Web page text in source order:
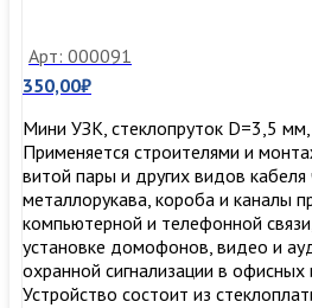
Арт: 000091
350,00₽
Мини УЗК, стеклопруток D=3,5
Применяется строителями и
витой пары и других видов кабеля
металлорукава, короба и каналы
компьютерной и телефонной
установке домофонов, видео и
охранной сигнализации в
Устройство состоит из